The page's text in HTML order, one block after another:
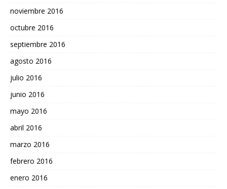
noviembre 2016
octubre 2016
septiembre 2016
agosto 2016
julio 2016
junio 2016
mayo 2016
abril 2016
marzo 2016
febrero 2016
enero 2016